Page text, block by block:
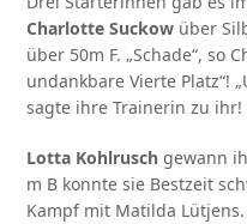
Charlotte Suckow über
über 50m F. „Schade“, so
undankbare Vierte Platz“!
sagte ihre Trainerin zu ihr!
Lotta Kohlrusch gewann
m B konnte sie Bestzeit
Kampf mit Matilda